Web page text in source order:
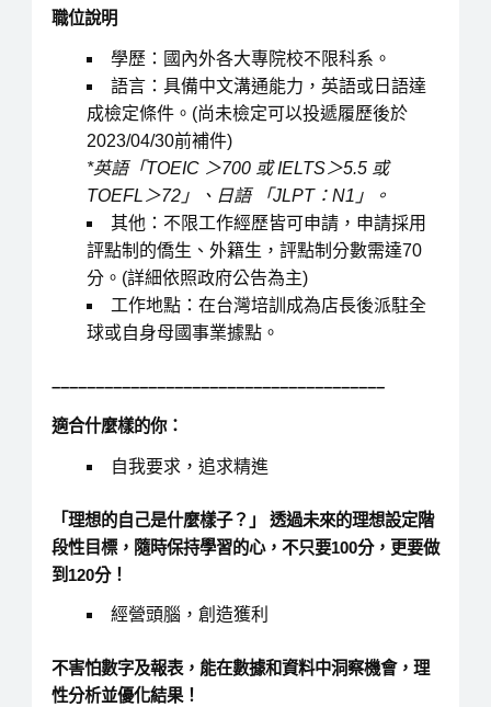
職位說明
學歷：國內外各大專院校不限科系。
語言：具備中文溝通能力，英語或日語達
成檢定條件。(尚未檢定可以投遞履歷後於
2023/04/30前補件)
*英語「TOEIC ＞700 或 IELTS＞5.5 或
TOEFL＞72」、日語 「JLPT：N1」。
其他：不限工作經歷皆可申請，申請採用
評點制的僑生、外籍生，評點制分數需達70
分。(詳細依照政府公告為主)
工作地點：在台灣培訓成為店長後派駐全
球或自身母國事業據點。
––––––––––––––––––––––––––––––––––––––
適合什麼樣的你：
自我要求，追求精進
「理想的自己是什麼樣子？」 透過未來的理想設定階
段性目標，隨時保持學習的心，不只要100分，更要做
到120分！
經營頭腦，創造獲利
不害怕數字及報表，能在數據和資料中洞察機會，理
性分析並優化結果！